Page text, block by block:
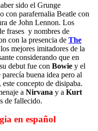
sido el Grunge
con parafernalia Beatle con
de John Lennon. Los
frases y nombres de
con la presencia de The
mejores imitadores de la
considerando que en
debut fue con Bowie y el
buena idea pero al
concepto de disipaba.
a Nirvana y a Kurt
de fallecido.
en español